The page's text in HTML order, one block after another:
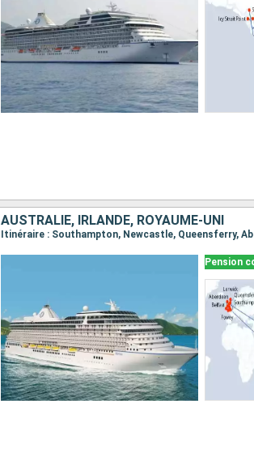
AUSTRALIE, IRLANDE, ROYAUME-UNI
Pension